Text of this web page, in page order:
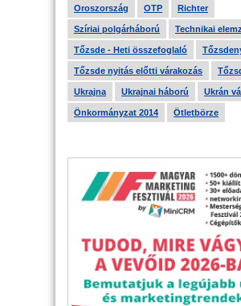
Oroszország OTP Richter
Szíriai polgárháború Technikai
Tőzsde - Heti összefoglaló
Tőzsde nyitás előtti várakozás
Ukrajna Ukrajnai háború Ukrán
Önkormányzat 2014 Ötletbörze